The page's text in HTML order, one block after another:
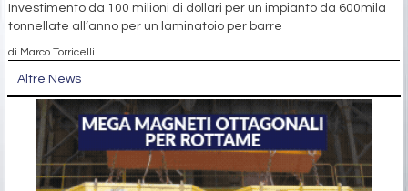
Investimento da 100 milioni di dollari per un impianto da 600mila
tonnellate all’anno per un laminatoio per barre
di Marco Torricelli
Altre News